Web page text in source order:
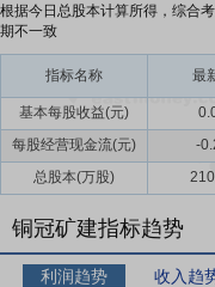
根据今日总股本计算所得，综合
期不一致
指标名称 最
基本每股收益(元)
每股经营现金流(元)
-
总股本(万股)
铜冠矿建指标趋势
利润趋势 收入趋